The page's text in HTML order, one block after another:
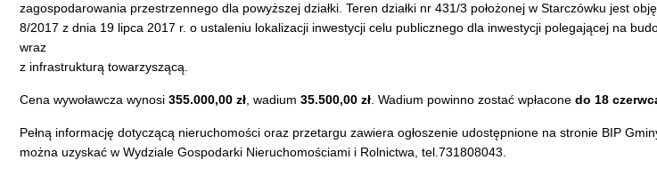
zagospodarowania przestrzennego dla powyższej działki. Teren działki nr 431/3 położonej w Starczówku jest
8/2017 z dnia 19 lipca 2017 r. o ustaleniu lokalizacji inwestycji celu publicznego dla inwestycji polegającej na
wraz
z infrastrukturą towarzyszącą.
Cena wywoławcza wynosi 355.000,00 zł , wadium 35.500,00 zł . Wadium powinno zostać wpłacone do 18
Pełną informację dotyczącą nieruchomości oraz przetargu zawiera ogłoszenie udostępnione na stronie BIP
można uzyskać w Wydziale Gospodarki Nieruchomościami i Rolnictwa, tel.731808043.